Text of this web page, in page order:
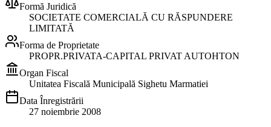
Formă Juridică
SOCIETATE COMERCIALĂ CU RĂSPUNDERE
LIMITATĂ
Forma de Proprietate
PROPR.PRIVATA-CAPITAL PRIVAT AUTOHTON
Organ Fiscal
Unitatea Fiscală Municipală Sighetu Marmatiei
Data Înregistrării
27 noiembrie 2008